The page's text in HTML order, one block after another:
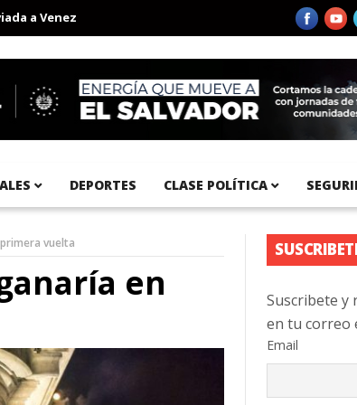
Venezuela Aeropuerto Internacional del Pacífico
DEPORTES CLASE POLÍTICA
vuelta
en
Suscribete y
en tu correo
Email